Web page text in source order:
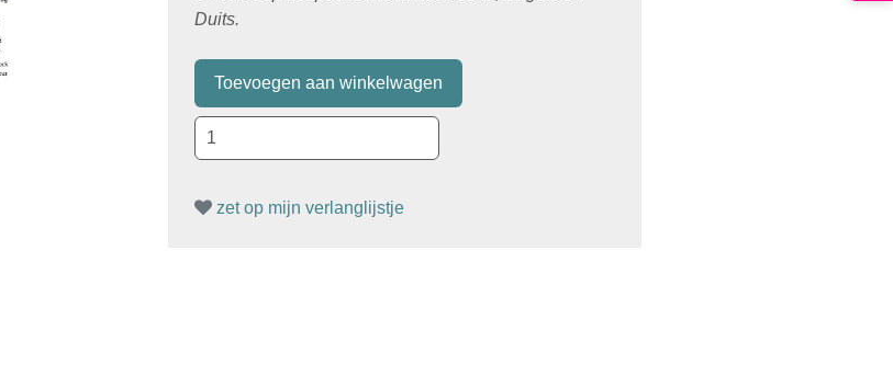
Duits.
zet op mijn verlanglijstje